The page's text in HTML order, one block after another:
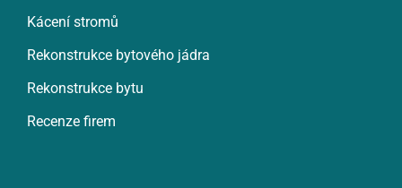
Kácení stromů
Rekonstrukce bytového jádra
Rekonstrukce bytu
Recenze firem